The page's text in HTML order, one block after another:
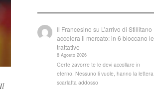
Il
Il Francesino su L’arrivo di Stillitano
accelera il mercato: in 6 bloccano le
trattative
8 Agosto 2026
Certe zavorre te le devi accollare in
eterno. Nessuno li vuole, hanno la lettera
scarlatta addosso